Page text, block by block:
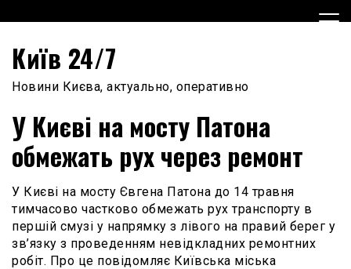
to
Київ 24/7
Новини Києва, актуально, оперативно
У Києві на мосту Патона
обмежать рух через ремонт
У Києві на мосту Євгена Патона до 14 травня
тимчасово частково обмежать рух транспорту в
першій смузі у напрямку з лівого на правий берег у
зв’язку з проведенням невідкладних ремонтних
робіт. Про це повідомляє Київська міська